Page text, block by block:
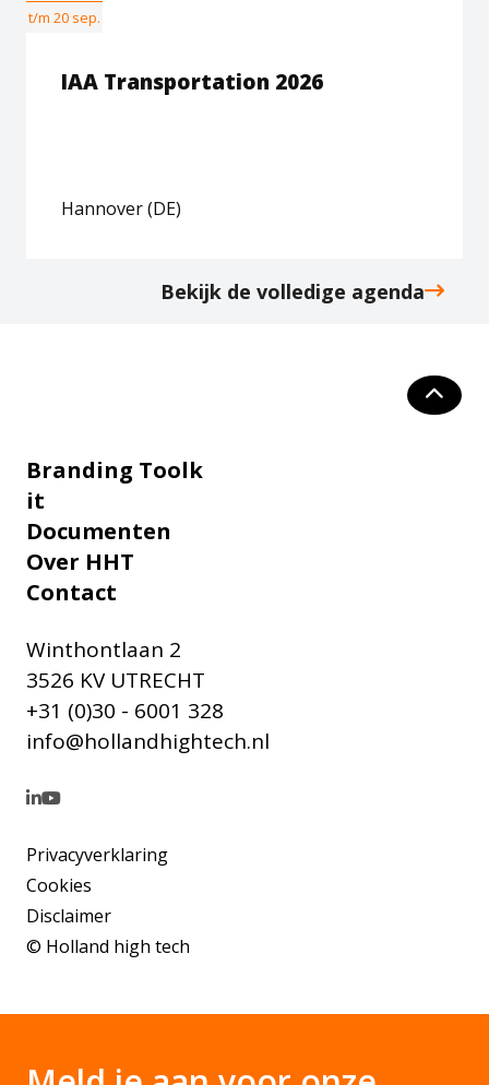
t/m 20 sep.
IAA Transportation 2026
Hannover (DE)
Bekijk de volledige agenda
Branding Toolk
it
Documenten
Over HHT
Contact
Winthontlaan 2
3526 KV UTRECHT
+31 (0)30 - 6001 328
info@hollandhightech.nl
© Holland high tech
Privacyverklaring
Cookies
Disclaimer